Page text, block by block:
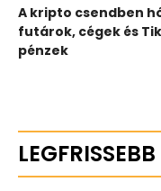
A kripto csendben
futárok, cégek és
pénzek